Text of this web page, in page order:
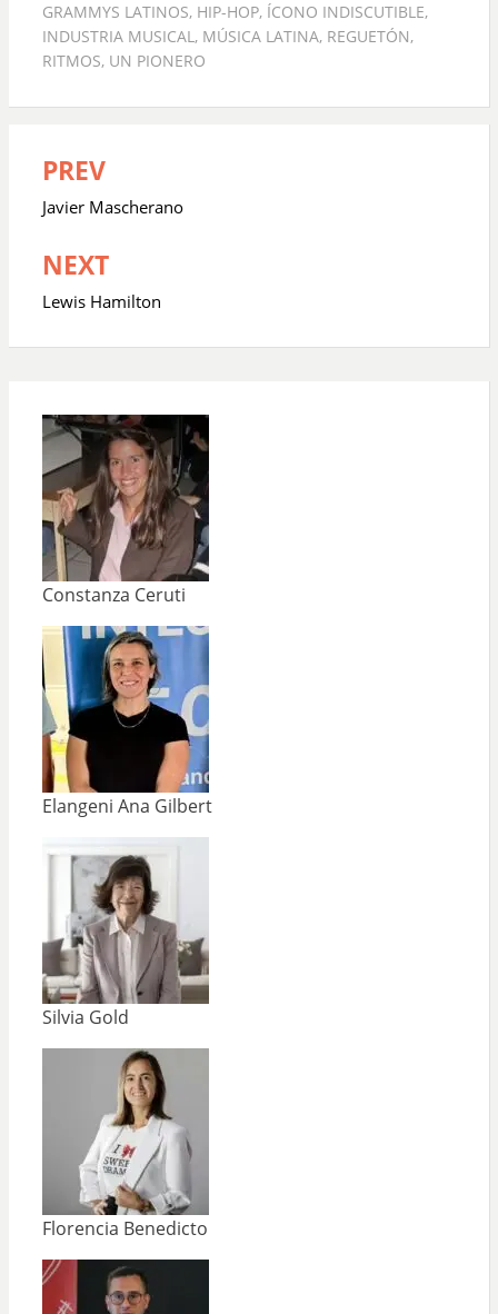
GRAMMYS LATINOS, HIP-HOP, ÍCONO INDISCUTIBLE,
INDUSTRIA MUSICAL, MÚSICA LATINA, REGUETÓN,
RITMOS, UN PIONERO
Navegación
de
PREV
Javier Mascherano
NEXT
Lewis Hamilton
Constanza Ceruti
Elangeni Ana Gilbert
Silvia Gold
Florencia Benedicto